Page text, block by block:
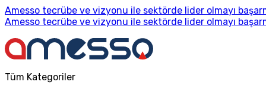
Amesso tecrübe ve vizyonu ile sektörde lider olmayı
Amesso tecrübe ve vizyonu ile sektörde lider olmayı
Tüm Kategoriler